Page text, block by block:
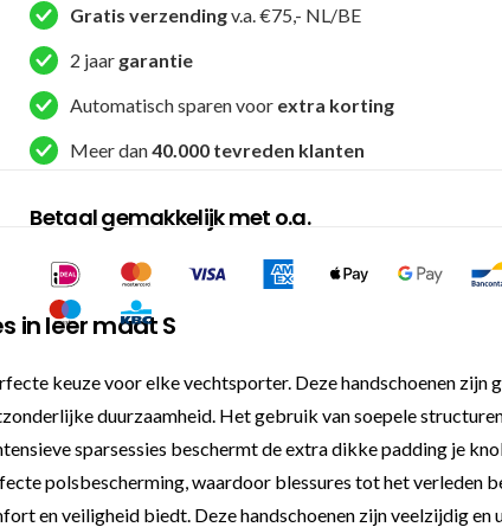
Heren/Dames
maat
S
Gratis verzendingv.a. €75,- NL/BE
2 jaar garantie
Automatisch sparen voor extra korting
Meer dan40.000 tevreden klanten
Betaal gemakkelijk met o.a.
in leer maat S
keuze voor elke vechtsporter. Deze handschoenen zijn
duurzaamheid. Het gebruik van soepele
sparsessies beschermt de extra dikke padding je
polsbescherming, waardoor blessures tot het verleden
en veiligheid biedt. Deze handschoenen zijn veelzijdig en